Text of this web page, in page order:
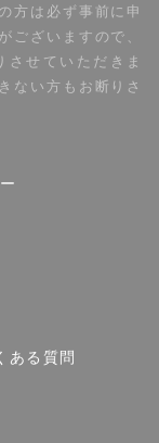
方は必ず事前に申
ございますので、
せていただきま
ない方もお断りさ
ある質問